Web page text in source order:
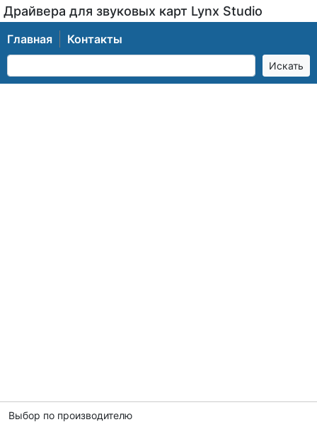
Драйвера для звуковых карт Lynx Studio
Главная Контакты
Выбор по производителю